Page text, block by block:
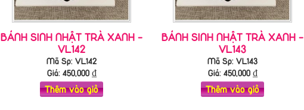
BÁNH SINH NHẬT TRÀ XANH -
VL142
Mã Sp: VL142
Giá: 450,000₫
Thêm vào giỏ
BÁNH SINH NHẬT TRÀ XANH -
VL143
Mã Sp: VL143
Giá: 450,000₫
Thêm vào giỏ